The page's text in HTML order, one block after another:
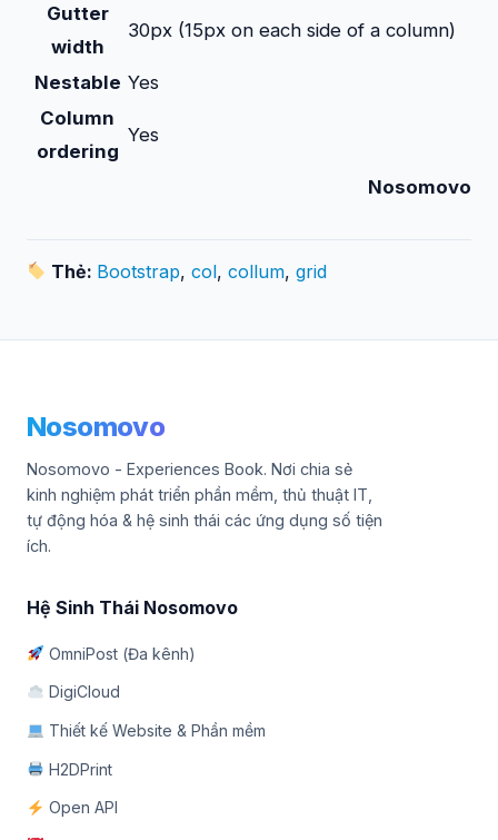
Gutter
width
30px (15px on each side of a column)
Nestable Yes
Column
ordering
Yes
Nosomovo
Thẻ: Bootstrap,col,collum,grid
Nosomovo
Nosomovo - Experiences Book. Nơi chia sẻ
kinh nghiệm phát triển phần mềm, thủ thuật IT,
tự động hóa & hệ sinh thái các ứng dụng số tiện
ích.
Hệ Sinh Thái Nosomovo
OmniPost (Đa kênh)
DigiCloud
Thiết kế Website & Phần mềm
H2DPrint
Open API